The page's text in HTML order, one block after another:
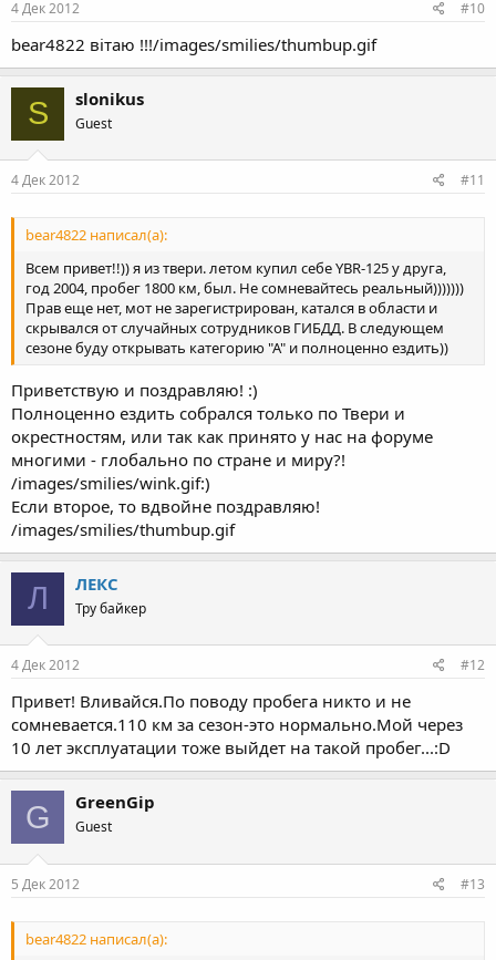
4 Дек 2012 #10
bear4822 вітаю !!!/images/smilies/thumbup.gif
S slonikus
Guest
4 Дек 2012 #11
bear4822 написал(а):
Всем привет!!)) я из твери. летом купил себе YBR-125 у друга,
год 2004, пробег 1800 км, был. Не сомневайтесь реальный)))))))
Прав еще нет, мот не зарегистрирован, катался в области и
скрывался от случайных сотрудников ГИБДД. В следующем
сезоне буду открывать категорию "А" и полноценно ездить))
Приветствую и поздравляю! :)
Полноценно ездить собрался только по Твери и
окрестностям, или так как принято у нас на форуме
многими - глобально по стране и миру?!
/images/smilies/wink.gif:)
Если второе, то вдвойне поздравляю!
/images/smilies/thumbup.gif
Л ЛЕКС
Тру байкер
4 Дек 2012 #12
Привет! Вливайся.По поводу пробега никто и не
сомневается.110 км за сезон-это нормально.Мой через
10 лет эксплуатации тоже выйдет на такой пробег...:D
G GreenGip
Guest
5 Дек 2012 #13
bear4822 написал(а):